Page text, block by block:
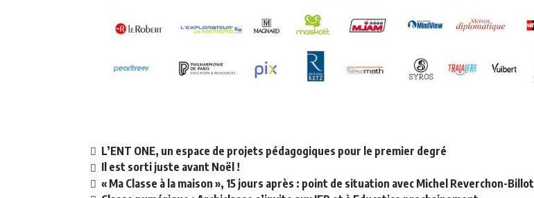
L’ENT ONE, un espace de projets pédagogiques pour le premier degré
Il est sorti juste avant Noël !
« Ma Classe à la maison », 15 jours après : point de situation avec Michel Reverchon-Billot